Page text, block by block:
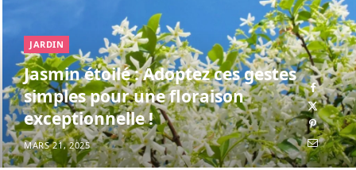
JARDIN
Jasmin étoilé : Adoptez ces gestes
simples pour une floraison
exceptionnelle !
MARS 21, 2025